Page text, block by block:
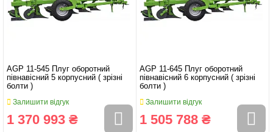
AGP 11-545 Плуг оборотний
півнавісний 5 корпусний ( зрізні
болти )
Залишити відгук
1 370 993 ₴
AGP 11-645 Плуг оборотний
півнавісний 6 корпусний ( зрізні
болти )
Залишити відгук
1 505 788 ₴